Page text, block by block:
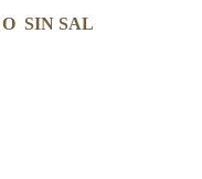
O SIN SAL